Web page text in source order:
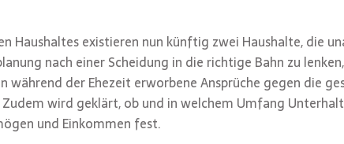
Haushaltes existieren nun künftig zwei Haushalte, die
nach einer Scheidung in die richtige Bahn zu
während der Ehezeit erworbene Ansprüche gegen die
wird geklärt, ob und in welchem Umfang
und Einkommen fest.